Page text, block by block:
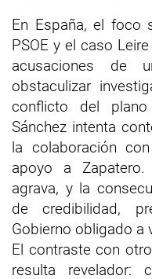
En España, el foco
PSOE y el caso
acusaciones de
obstaculizar
conflicto del
Sánchez intenta
la colaboración
apoyo a
agrava, y la
de credibilidad,
Gobierno obligado a
El contraste con
resulta revelador: